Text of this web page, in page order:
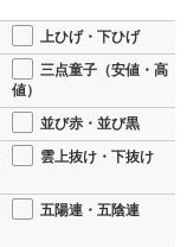
上ひげ・下ひげ
三点童子（安値・高
値）
並び赤・並び黒
雲上抜け・下抜け
五陽連・五陰連